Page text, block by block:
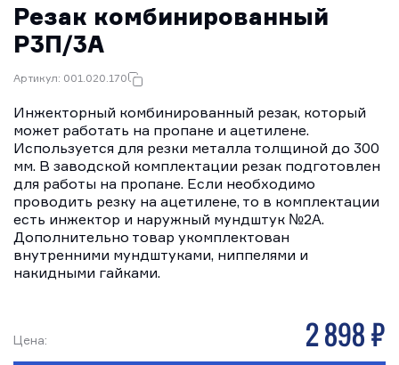
Резак комбинированный
Р3П/3А
Артикул: 001.020.170
Инжекторный комбинированный резак, который
может работать на пропане и ацетилене.
Используется для резки металла толщиной до 300
мм. В заводской комплектации резак подготовлен
для работы на пропане. Если необходимо
проводить резку на ацетилене, то в комплектации
есть инжектор и наружный мундштук №2А.
Дополнительно товар укомплектован
внутренними мундштуками, ниппелями и
накидными гайками.
Цена: 2 898 р